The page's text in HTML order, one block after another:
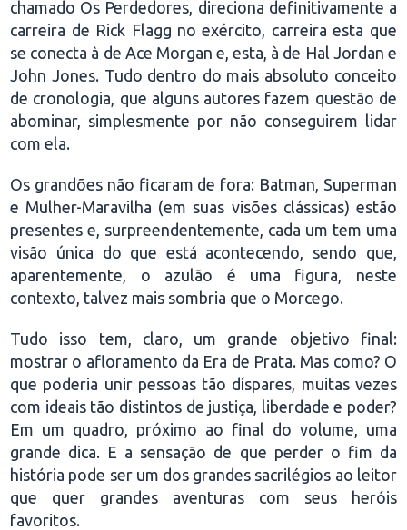
chamado Os Perdedores, direciona definitivamente a
carreira de Rick Flagg no exército, carreira esta que
se conecta à de Ace Morgan e, esta, à de Hal Jordan e
John Jones. Tudo dentro do mais absoluto conceito
de cronologia, que alguns autores fazem questão de
abominar, simplesmente por não conseguirem lidar
com ela.
Os grandões não ficaram de fora: Batman, Superman
e Mulher-Maravilha (em suas visões clássicas) estão
presentes e, surpreendentemente, cada um tem uma
visão única do que está acontecendo, sendo que,
aparentemente, o azulão é uma figura, neste
contexto, talvez mais sombria que o Morcego.
Tudo isso tem, claro, um grande objetivo final:
mostrar o afloramento da Era de Prata. Mas como? O
que poderia unir pessoas tão díspares, muitas vezes
com ideais tão distintos de justiça, liberdade e poder?
Em um quadro, próximo ao final do volume, uma
grande dica. E a sensação de que perder o fim da
história pode ser um dos grandes sacrilégios ao leitor
que quer grandes aventuras com seus heróis
favoritos.